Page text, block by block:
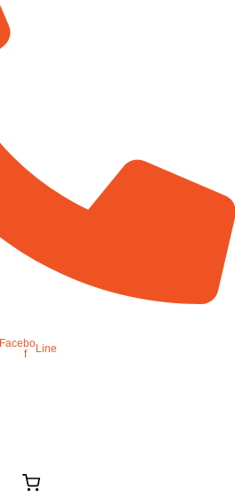
Facebook-
f
Line